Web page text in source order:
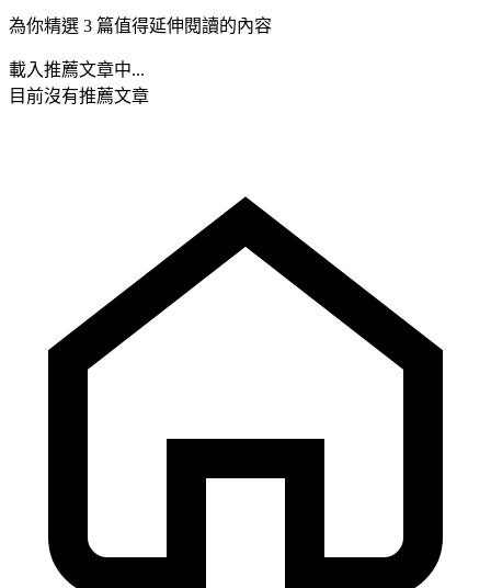
為你精選 3 篇值得延伸閱讀的內容
載入推薦文章中...
目前沒有推薦文章